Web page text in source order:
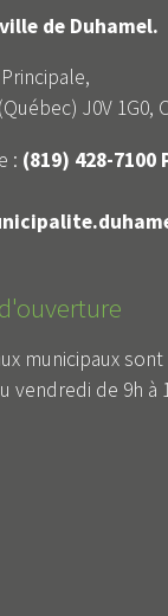
SUR
de Duhamel.
J0V 1G0,
: (819) 428-7100
municipaux
vendredi de 9h à